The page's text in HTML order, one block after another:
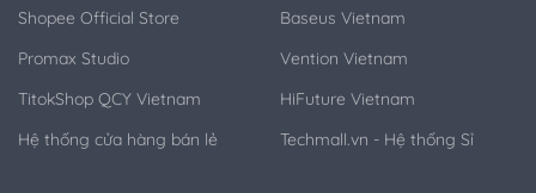
Shopee Official Store
Promax Studio
TitokShop QCY Vietnam
Hệ thống cửa hàng bán lẻ
Baseus Vietnam
Vention Vietnam
HiFuture Vietnam
Techmall.vn - Hệ thống Sỉ